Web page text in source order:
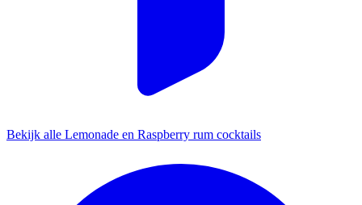
Bekijk alle Lemonade en Raspberry rum cocktails